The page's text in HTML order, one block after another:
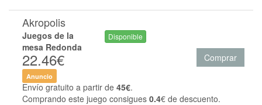
Akropolis
Juegos de la
mesa Redonda
22.46€
Disponible
Comprar
Anuncio
Envío gratuito a partir de 45€.
Comprando este juego consigues 0.4€ de descuento.